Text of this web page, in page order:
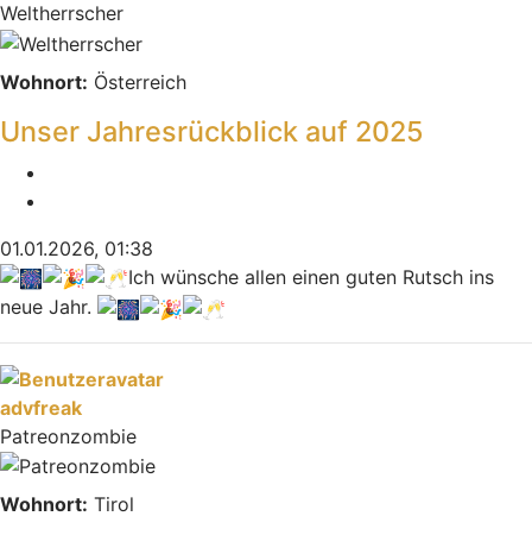
Weltherrscher
Wohnort: Österreich
Unser Jahresrückblick auf 2025
01.01.2026, 01:38
Ich wünsche allen einen guten Rutsch ins
neue Jahr.
Nach oben
advfreak
Patreonzombie
Wohnort: Tirol